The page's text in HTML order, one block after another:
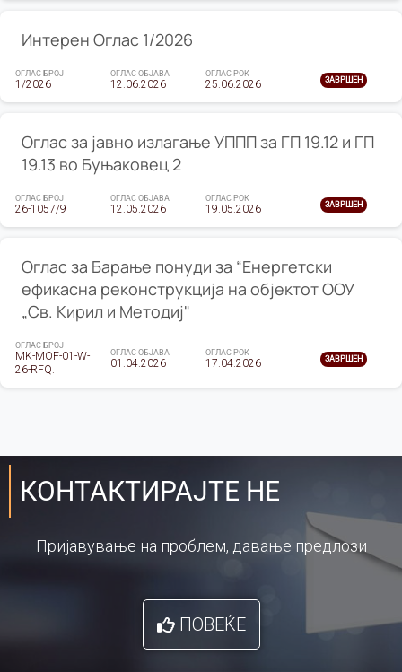
Интерен Оглас 1/2026
ОГЛАС БРОЈ
1/2026
ОГЛАС ОБЈАВА
12.06.2026
ОГЛАС РОК
25.06.2026 ЗАВРШЕН
Оглас за јавно излагање УППП за ГП 19.12 и ГП
19.13 во Буњаковец 2
ОГЛАС БРОЈ
26-1057/9
ОГЛАС ОБЈАВА
12.05.2026
ОГЛАС РОК
19.05.2026 ЗАВРШЕН
Оглас за Барање понуди за “Енергетски
ефикасна реконструкција на објектот ООУ
„Св. Кирил и Методиј"
ОГЛАС БРОЈ
MK-MOF-01-W-
26-RFQ.
ОГЛАС ОБЈАВА
01.04.2026
ОГЛАС РОК
17.04.2026 ЗАВРШЕН
КОНТАКТИРАЈТЕ НЕ
Пријавување на проблем, давање предлози
ПОВЕЌЕ